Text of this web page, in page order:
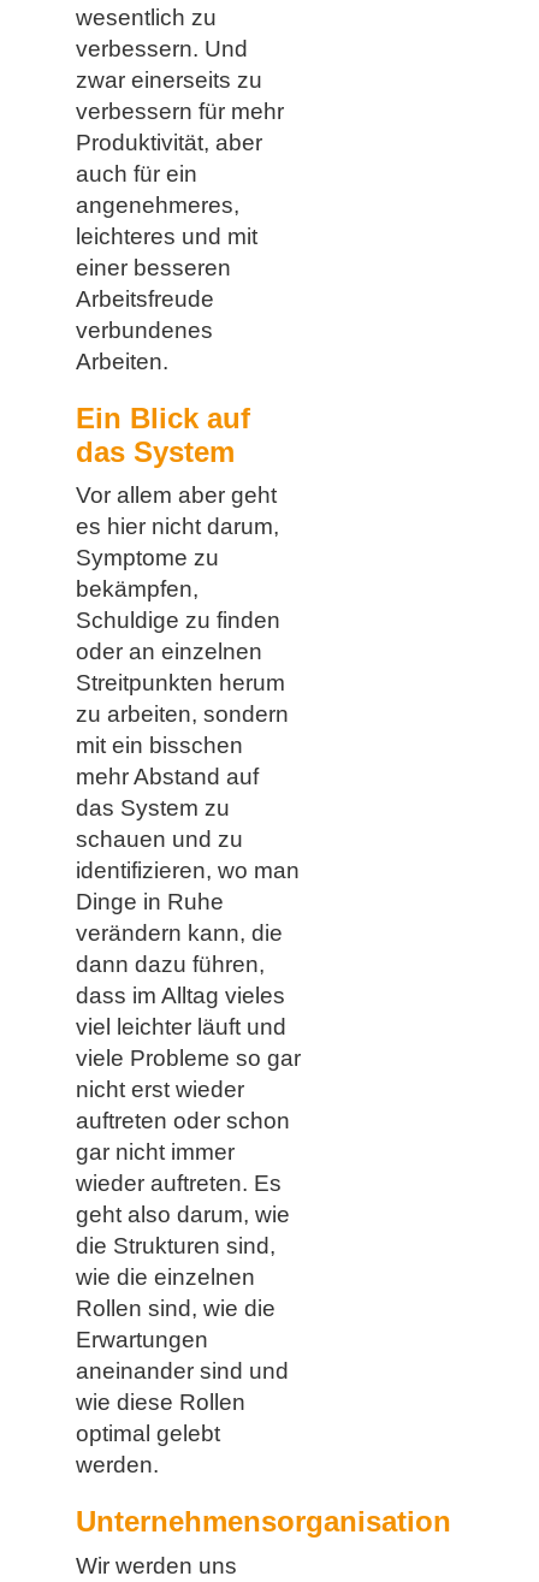
wesentlich zu
verbessern. Und
zwar einerseits zu
verbessern für mehr
Produktivität, aber
auch für ein
angenehmeres,
leichteres und mit
einer besseren
Arbeitsfreude
verbundenes
Arbeiten.
Ein Blick auf
das System
Vor allem aber geht
es hier nicht darum,
Symptome zu
bekämpfen,
Schuldige zu finden
oder an einzelnen
Streitpunkten herum
zu arbeiten, sondern
mit ein bisschen
mehr Abstand auf
das System zu
schauen und zu
identifizieren, wo man
Dinge in Ruhe
verändern kann, die
dann dazu führen,
dass im Alltag vieles
viel leichter läuft und
viele Probleme so gar
nicht erst wieder
auftreten oder schon
gar nicht immer
wieder auftreten. Es
geht also darum, wie
die Strukturen sind,
wie die einzelnen
Rollen sind, wie die
Erwartungen
aneinander sind und
wie diese Rollen
optimal gelebt
werden.
Unternehmensorganisation
Wir werden uns